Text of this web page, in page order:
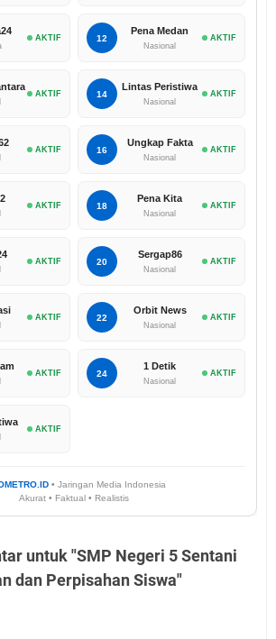
AKTIF 12
Pena Medan
Nasional
AKTIF
AKTIF 14
Lintas Peristiwa
Nasional
AKTIF
AKTIF 16
Ungkap Fakta
Nasional
AKTIF
AKTIF 18
Pena Kita
Nasional
AKTIF
AKTIF 20
Sergap86
Nasional
AKTIF
AKTIF 22
Orbit News
Nasional
AKTIF
AKTIF 24
1 Detik
Nasional
AKTIF
AKTIF
• Jaringan Media Indonesia
Akurat • Faktual • Realistis
untuk "SMP Negeri 5 Sentani
dan Perpisahan Siswa"